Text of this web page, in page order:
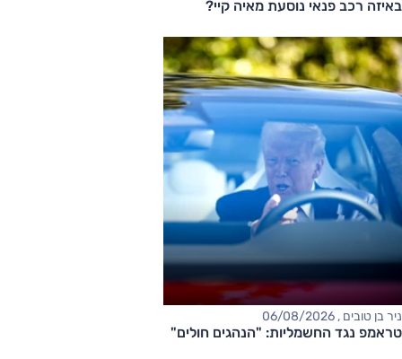
באיזה רכב פנאי נוסעת מאיה קיי?
ניר בן טובים , 06/08/2026
טראמפ נגד החשמליות: "הנהגים חולים"